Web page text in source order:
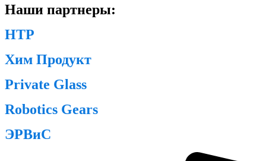
Наши партнеры:
НТР
Хим Продукт
Private Glass
Robotics Gears
ЭРВиС